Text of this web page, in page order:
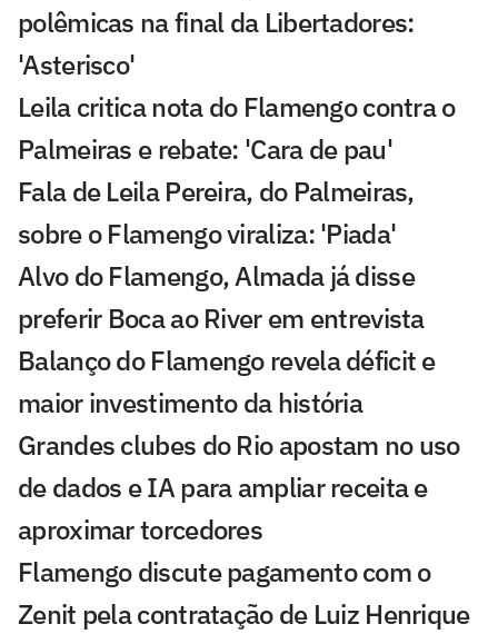
polêmicas na final da Libertadores:
'Asterisco'
Leila critica nota do Flamengo contra o
Palmeiras e rebate: 'Cara de pau'
Fala de Leila Pereira, do Palmeiras,
sobre o Flamengo viraliza: 'Piada'
Alvo do Flamengo, Almada já disse
preferir Boca ao River em entrevista
Balanço do Flamengo revela déficit e
maior investimento da história
Grandes clubes do Rio apostam no uso
de dados e IA para ampliar receita e
aproximar torcedores
Flamengo discute pagamento com o
Zenit pela contratação de Luiz Henrique